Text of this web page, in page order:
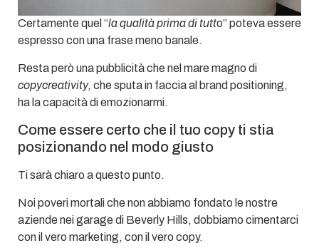
Certamente quel “la qualità prima di tutto” poteva essere
espresso con una frase meno banale.
Resta però una pubblicità che nel mare magno di
copycreativity, che sputa in faccia al brand positioning,
ha la capacità di emozionarmi.
Come essere certo che il tuo copy ti stia
posizionando nel modo giusto
Ti sarà chiaro a questo punto.
Noi poveri mortali che non abbiamo fondato le nostre
aziende nei garage di Beverly Hills, dobbiamo cimentarci
con il vero marketing, con il vero copy.